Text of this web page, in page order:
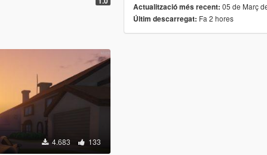
4.683 133
Actualització més recent: 05 de Març
Últim descarregat: Fa 2 hores